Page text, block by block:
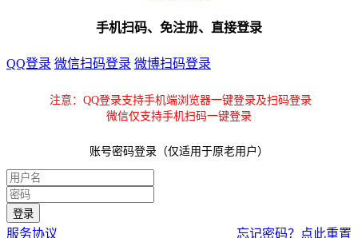
手机扫码、免注册、直接登录
QQ登录 微信扫码登录 微博扫码登录
注意：QQ登录支持手机端浏览器一键登录及扫码登录
微信仅支持手机扫码一键登录
账号密码登录（仅适用于原老用户）
服务协议 忘记密码？点此重置